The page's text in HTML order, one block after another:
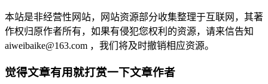
本站是非经营性网站，网站资源部分收集整理于互联网，其著
作权归原作者所有，如果有侵犯您权利的资源，请来信告知
aiweibaike@163.com ，我们将及时撤销相应资源。
觉得文章有用就打赏一下文章作者